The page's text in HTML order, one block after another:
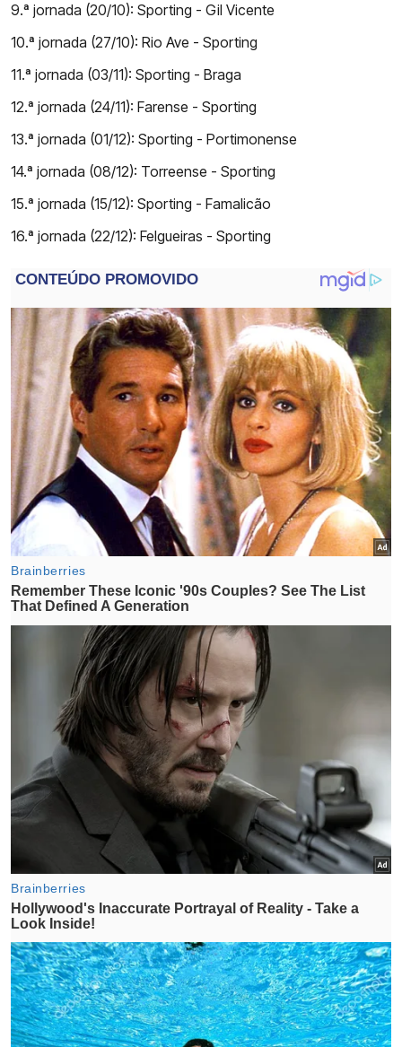
9.ª jornada (20/10): Sporting - Gil Vicente
10.ª jornada (27/10): Rio Ave - Sporting
11.ª jornada (03/11): Sporting - Braga
12.ª jornada (24/11): Farense - Sporting
13.ª jornada (01/12): Sporting - Portimonense
14.ª jornada (08/12): Torreense - Sporting
15.ª jornada (15/12): Sporting - Famalicão
16.ª jornada (22/12): Felgueiras - Sporting